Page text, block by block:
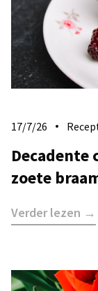
17/7/26
Decadente
zoete
Verder lezen →